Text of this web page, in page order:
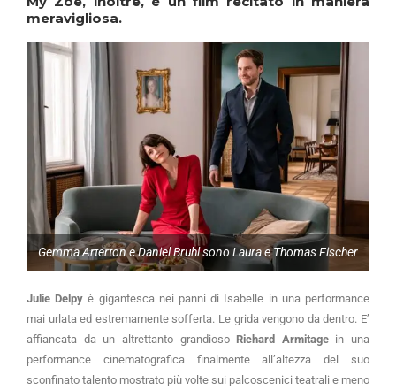
meravigliosa.
Gemma Arterton e Daniel Bruhl sono Laura e Thomas Fischer
Julie Delpy è gigantesca nei panni di Isabelle in una performance
mai urlata ed estremamente sofferta. Le grida vengono da dentro. E’
affiancata da un altrettanto grandioso Richard Armitagein una
performance cinematografica finalmente all’altezza del suo
sconfinato talento mostrato più volte sui palcoscenici teatrali e meno